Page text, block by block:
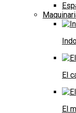
El
El